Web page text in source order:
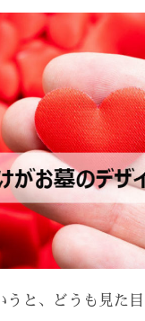
うと、どうも見た